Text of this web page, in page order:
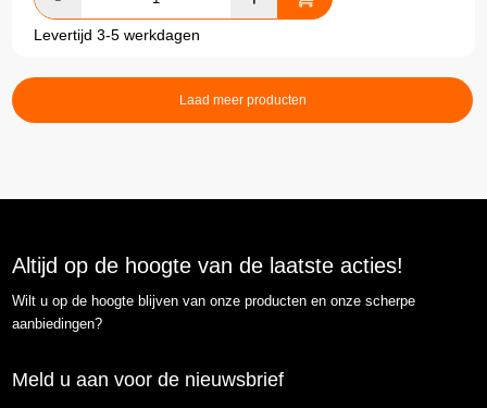
Levertijd 3-5 werkdagen
Laad meer producten
Altijd op de hoogte van de laatste acties!
Wilt u op de hoogte blijven van onze producten en onze scherpe
aanbiedingen?
Meld u aan voor de nieuwsbrief